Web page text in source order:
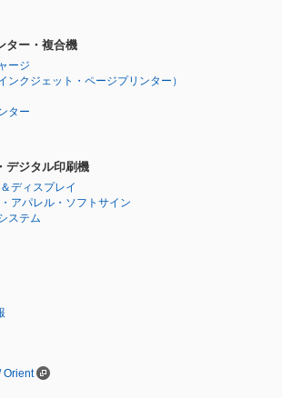
ター・複合機
ージ
インクジェット・ページプリンター）
ター
デジタル印刷機
ディスプレイ
アパレル・ソフトサイン
ステム
Orient